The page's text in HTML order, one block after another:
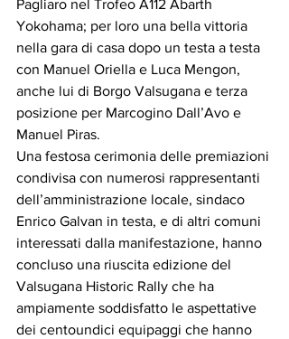
Pagliaro nel Trofeo A112 Abarth
Yokohama; per loro una bella vittoria
nella gara di casa dopo un testa a testa
con Manuel Oriella e Luca Mengon,
anche lui di Borgo Valsugana e terza
posizione per Marcogino Dall’Avo e
Manuel Piras.
Una festosa cerimonia delle premiazioni
condivisa con numerosi rappresentanti
dell’amministrazione locale, sindaco
Enrico Galvan in testa, e di altri comuni
interessati dalla manifestazione, hanno
concluso una riuscita edizione del
Valsugana Historic Rally che ha
ampiamente soddisfatto le aspettative
dei centoundici equipaggi che hanno